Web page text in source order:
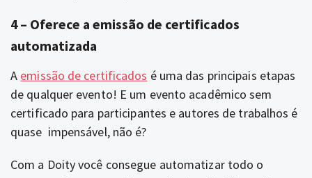
4 – Oferece a emissão de certificados
automatizada
A emissão de certificados é uma das principais etapas
de qualquer evento! E um evento acadêmico sem
certificado para participantes e autores de trabalhos é
quase impensável, não é?
Com a Doity você consegue automatizar todo o